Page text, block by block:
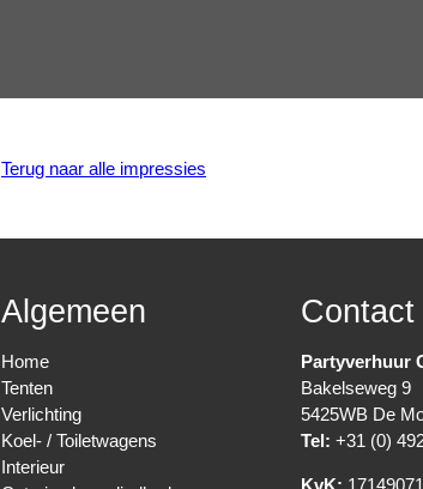
Terug naar alle impressies
Algemeen
Home
Tenten
Verlichting
Koel- / Toiletwagens
Interieur
Contact
Partyverhuur
Bakelseweg 9
5425WB De
Tel: +31 (0)
KvK: 17149071